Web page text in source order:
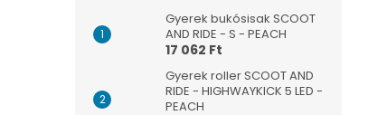
Gyerek bukósisak SCOOT
AND RIDE - S - PEACH
17 062 Ft
Gyerek roller SCOOT AND
RIDE - HIGHWAYKICK 5 LED -
PEACH